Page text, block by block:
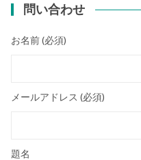
問い合わせ
お名前 (必須)
メールアドレス (必須)
題名